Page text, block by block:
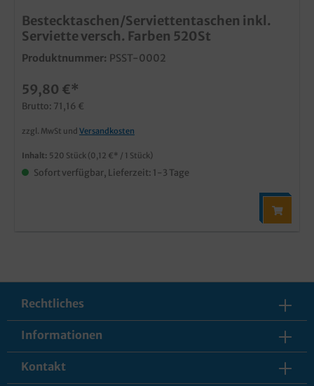
Bestecktaschen/Serviettentaschen inkl.
Serviette versch. Farben 520St
Produktnummer: PSST-0002
59,80 €*
Brutto: 71,16 €
zzgl. MwSt und Versandkosten
Inhalt: 520 Stück (0,12 €* / 1 Stück)
Sofort verfügbar, Lieferzeit: 1-3 Tage
Rechtliches
Informationen
Kontakt